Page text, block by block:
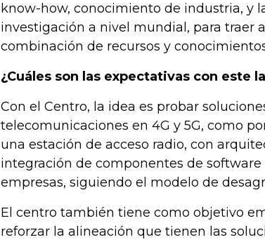
know-how, conocimiento de industria, y
investigación a nivel mundial, para traer
combinación de recursos y
¿Cuáles son las expectativas con este
Con el Centro, la idea es probar
telecomunicaciones en 4G y 5G, como
una estación de acceso radio, con
integración de componentes de
empresas, siguiendo el modelo de
El centro también tiene como objetivo
reforzar la alineación que tienen las